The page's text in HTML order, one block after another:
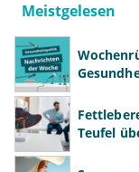
Meistgelesen
Teufel